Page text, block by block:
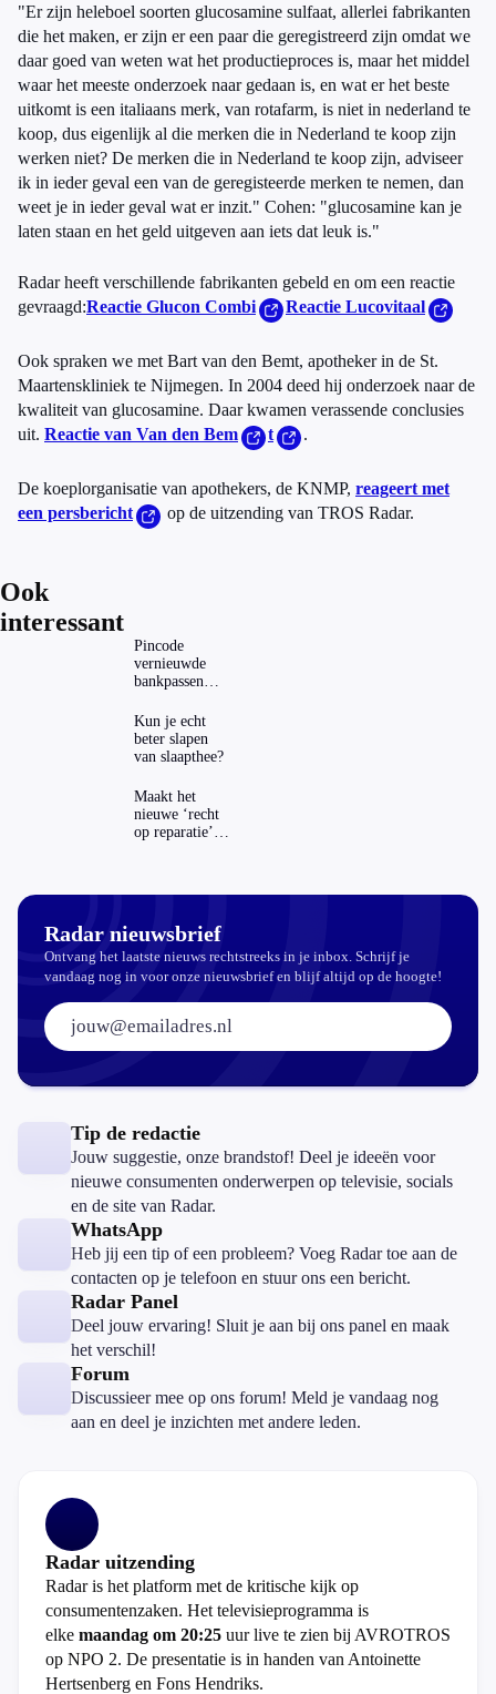
"Er zijn heleboel soorten glucosamine sulfaat, allerlei fabrikanten
die het maken, er zijn er een paar die geregistreerd zijn omdat we
daar goed van weten wat het productieproces is, maar het middel
waar het meeste onderzoek naar gedaan is, en wat er het beste
uitkomt is een italiaans merk, van rotafarm, is niet in nederland te
koop, dus eigenlijk al die merken die in Nederland te koop zijn
werken niet? De merken die in Nederland te koop zijn, adviseer
ik in ieder geval een van de geregisteerde merken te nemen, dan
weet je in ieder geval wat er inzit." Cohen: "glucosamine kan je
laten staan en het geld uitgeven aan iets dat leuk is."
Radar heeft verschillende fabrikanten gebeld en om een reactie
gevraagd:Reactie Glucon Combi Reactie Lucovitaal
Ook spraken we met Bart van den Bemt, apotheker in de St.
Maartenskliniek te Nijmegen. In 2004 deed hij onderzoek naar de
kwaliteit van glucosamine. Daar kwamen verassende conclusies
uit. Reactie van Van den Bem t .
De koeplorganisatie van apothekers, de KNMP, reageert met
een persbericht
op de uitzending van TROS Radar.
Ook
interessant
Pincode
vernieuwde
bankpassen
ING-app: is dat
wel veilig?
Kun je echt
beter slapen
van slaapthee?
Maakt het
nieuwe ‘recht
op reparatie’
Radar nieuwsbrief
Ontvang het laatste nieuws rechtstreeks in je inbox. Schrijf je
vandaag nog in voor onze nieuwsbrief en blijf altijd op de hoogte!
E-mailadres:
Tip de redactie
Jouw suggestie, onze brandstof! Deel je ideeën voor
nieuwe consumenten onderwerpen op televisie, socials
en de site van Radar.
WhatsApp
Heb jij een tip of een probleem? Voeg Radar toe aan de
contacten op je telefoon en stuur ons een bericht.
Radar Panel
Deel jouw ervaring! Sluit je aan bij ons panel en maak
het verschil!
Forum
Discussieer mee op ons forum! Meld je vandaag nog
aan en deel je inzichten met andere leden.
Radar uitzending
Radar is het platform met de kritische kijk op
consumentenzaken. Het televisieprogramma is
elke maandag om 20:25 uur live te zien bij AVROTROS
op NPO 2. De presentatie is in handen van Antoinette
Hertsenberg en Fons Hendriks.